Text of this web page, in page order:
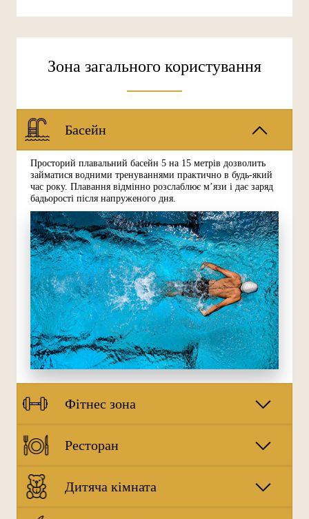
Зона загального користування
Басейн
Просторий плавальний басейн 5 на 15 метрів дозволить
займатися водними тренуваннями практично в будь-який
час року. Плавання відмінно розслаблює м’язи і дає заряд
бадьорості після напруженого дня.
Фітнес зона
Ресторан
Дитяча кімната